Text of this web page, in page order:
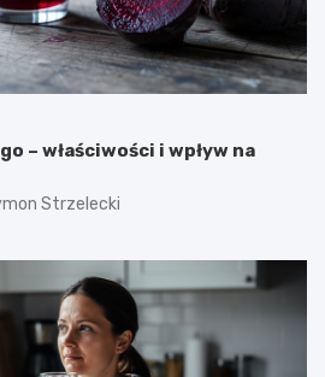
– właściwości i wpływ na
Strzelecki